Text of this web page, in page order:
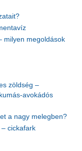
milyen megoldások
zöldség –
avokádós
a nagy melegben?
cickafark